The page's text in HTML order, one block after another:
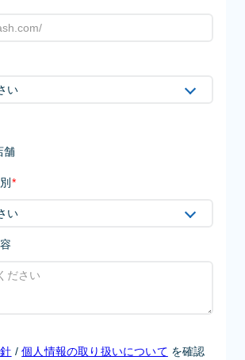
舗
*
/個人情報の取り扱いについて を確認